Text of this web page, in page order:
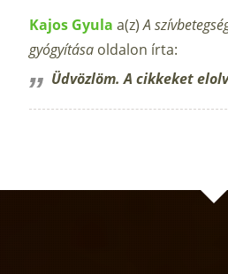
Kajos Gyula a(z)A
gyógyítása oldalon írta:
Üdvözlöm. A cikkeket